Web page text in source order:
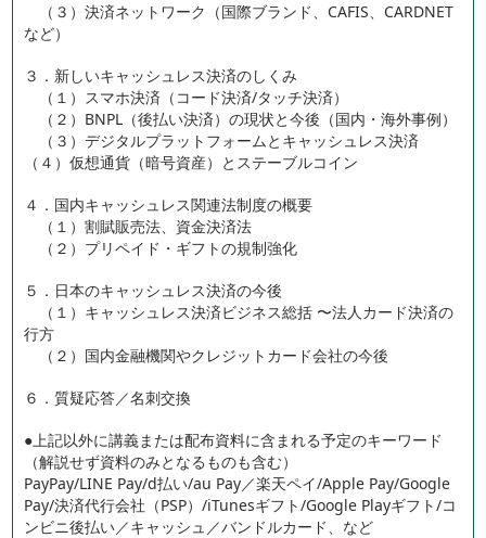
（３）決済ネットワーク（国際ブランド、CAFIS、CARDNET
など）
３．新しいキャッシュレス決済のしくみ
（１）スマホ決済（コード決済/タッチ決済）
（２）BNPL（後払い決済）の現状と今後（国内・海外事例）
（３）デジタルプラットフォームとキャッシュレス決済
（４）仮想通貨（暗号資産）とステーブルコイン
４．国内キャッシュレス関連法制度の概要
（１）割賦販売法、資金決済法
（２）プリペイド・ギフトの規制強化
５．日本のキャッシュレス決済の今後
（１）キャッシュレス決済ビジネス総括 〜法人カード決済の
行方
（２）国内金融機関やクレジットカード会社の今後
６．質疑応答／名刺交換
●上記以外に講義または配布資料に含まれる予定のキーワード
（解説せず資料のみとなるものも含む）
PayPay/LINE Pay/d払い/au Pay／楽天ペイ/Apple Pay/Google
Pay/決済代行会社（PSP）/iTunesギフト/Google Playギフト/コ
ンビニ後払い／キャッシュ／バンドルカード、など